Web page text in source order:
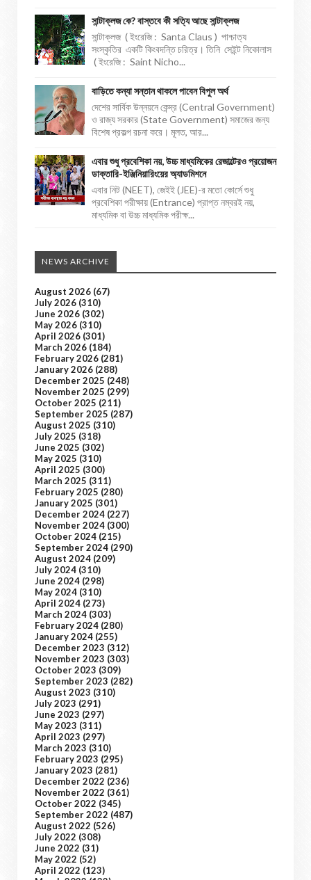
সান্টাক্লজ কে? বাস্তবে কী সত্যি আছে সান্টাক্লজ
সান্টাক্লজ ( ইংরেজি : Santa Claus ) পাশ্চাত্য
সংস্কৃতির একটি কিংবদন্তি চরিত্র। তিনি সেইন্ট নিকোলাস
( ইংরেজি : Saint Nicho...
বাড়িতে কন্যা সন্তান থাকলে পাবেন বিপুল অর্থ
দেশের সার্বিক উন্নয়নে কেন্দ্র (Central Government)
ও রাজ্য সরকার (State Government) সমাজের জন্য
বিশেষ প্রকল্প রচনা করে। মূলত, আর...
এবার শুধু প্রবেশিকা নয়, উচ্চ মাধ্যমিকের রেজাল্টেরও প্রয়োজন
ডাক্তারি-ইঞ্জিনিয়ারিংয়ের অ্যাডমিশনে
এবার নিট (NEET), জেইই (JEE)-র মতো কোর্সে শুধু
প্রবেশিকা পরীক্ষায় (Entrance) প্রাপ্ত নম্বরই নয়,
মাধ্যমিক বা উচ্চ মাধ্যমিক পরীক্ষ...
NEWS ARCHIVE
August 2026 (67)
July 2026 (310)
June 2026 (302)
May 2026 (310)
April 2026 (301)
March 2026 (184)
February 2026 (281)
January 2026 (288)
December 2025 (248)
November 2025 (299)
October 2025 (211)
September 2025 (287)
August 2025 (310)
July 2025 (318)
June 2025 (302)
May 2025 (310)
April 2025 (300)
March 2025 (311)
February 2025 (280)
January 2025 (301)
December 2024 (227)
November 2024 (300)
October 2024 (215)
September 2024 (290)
August 2024 (209)
July 2024 (310)
June 2024 (298)
May 2024 (310)
April 2024 (273)
March 2024 (303)
February 2024 (280)
January 2024 (255)
December 2023 (312)
November 2023 (303)
October 2023 (309)
September 2023 (282)
August 2023 (310)
July 2023 (291)
June 2023 (297)
May 2023 (311)
April 2023 (297)
March 2023 (310)
February 2023 (295)
January 2023 (281)
December 2022 (236)
November 2022 (361)
October 2022 (345)
September 2022 (487)
August 2022 (526)
July 2022 (308)
June 2022 (31)
May 2022 (52)
April 2022 (123)